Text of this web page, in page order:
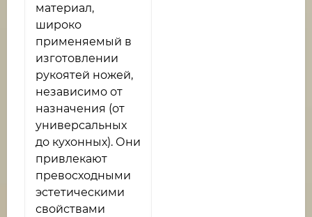
материал,
широко
применяемый в
изготовлении
рукоятей ножей,
независимо от
назначения (от
универсальных
до кухонных). Они
привлекают
превосходными
эстетическими
свойствами